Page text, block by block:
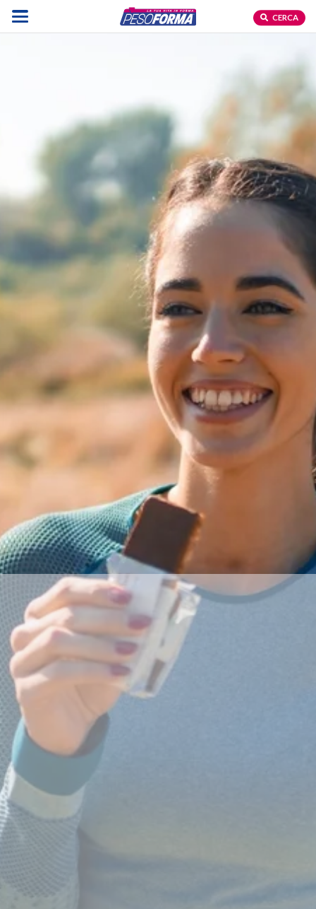
CERCA